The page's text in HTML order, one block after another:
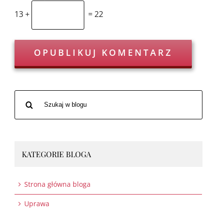
13 +
= 22
KATEGORIE BLOGA
Strona główna bloga
Uprawa